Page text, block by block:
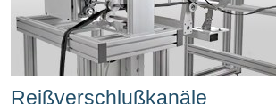
Reißverschlußkanäle